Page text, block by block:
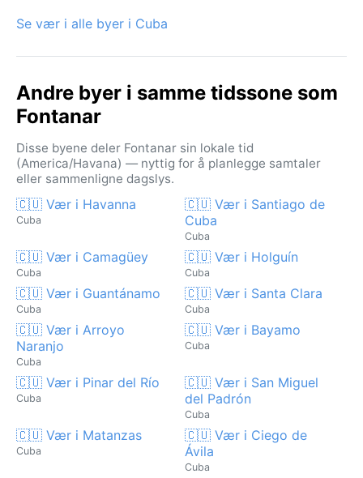
Se vær i alle byer i Cuba
Andre byer i samme tidssone som
Fontanar
Disse byene deler Fontanar sin lokale tid
(America/Havana) — nyttig for å planlegge samtaler
eller sammenligne dagslys.
🇨🇺 Vær i Havanna
Cuba
🇨🇺 Vær i Santiago de
Cuba
Cuba
🇨🇺 Vær i Camagüey
Cuba
🇨🇺 Vær i Holguín
Cuba
🇨🇺 Vær i Guantánamo
Cuba
🇨🇺 Vær i Santa Clara
Cuba
🇨🇺 Vær i Arroyo
Naranjo
Cuba
🇨🇺 Vær i Bayamo
Cuba
🇨🇺 Vær i Pinar del Río
Cuba
🇨🇺 Vær i San Miguel
del Padrón
Cuba
🇨🇺 Vær i Matanzas
Cuba
🇨🇺 Vær i Ciego de
Ávila
Cuba